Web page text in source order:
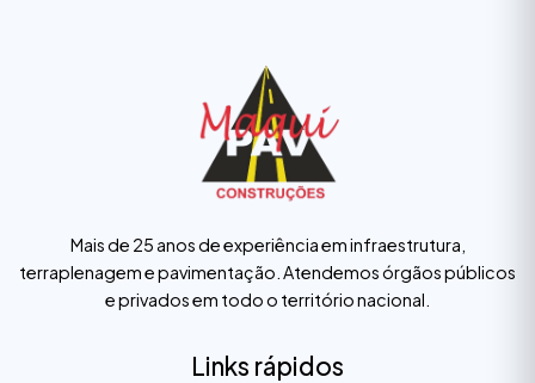
Mais de 25 anos de experiência em infraestrutura,
terraplenagem e pavimentação. Atendemos órgãos públicos
e privados em todo o território nacional.
Links rápidos